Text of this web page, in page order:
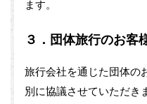
ます。
３．団体旅行のお客
旅行会社を通じた団体の
別に協議させていただき